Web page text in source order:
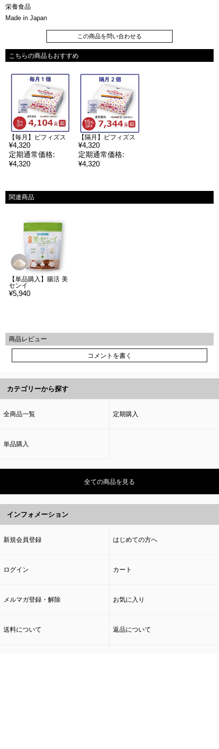
栄養食品
Made in Japan
この商品を問い合わせる
こちらの商品もおすすめ
【毎月】ビフィズス
¥4,320
定期通常価格:
¥4,320
【隔月】ビフィズス
¥4,320
定期通常価格:
¥4,320
関連商品
【単品購入】腸活 美
センイ
¥5,940
商品レビュー
コメントを書く
カテゴリーから探す
全商品一覧 定期購入
単品購入
全ての商品を見る
インフォメーション
新規会員登録 はじめての方へ
ログイン カート
メルマガ登録・解除 お気に入り
送料について 返品について